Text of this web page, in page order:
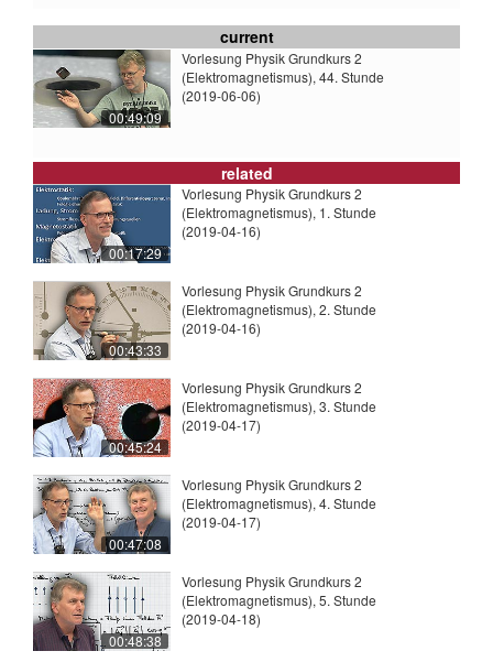
current
00:49:09
Vorlesung Physik Grundkurs 2
(Elektromagnetismus), 44. Stunde
(2019-06-06)
related
00:17:29
Vorlesung Physik Grundkurs 2
(Elektromagnetismus), 1. Stunde
(2019-04-16)
00:43:33
Vorlesung Physik Grundkurs 2
(Elektromagnetismus), 2. Stunde
(2019-04-16)
00:45:24
Vorlesung Physik Grundkurs 2
(Elektromagnetismus), 3. Stunde
(2019-04-17)
00:47:08
Vorlesung Physik Grundkurs 2
(Elektromagnetismus), 4. Stunde
(2019-04-17)
00:48:38
Vorlesung Physik Grundkurs 2
(Elektromagnetismus), 5. Stunde
(2019-04-18)